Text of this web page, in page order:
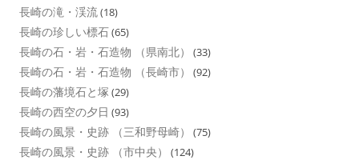
長崎の滝・渓流(18)
長崎の珍しい標石(65)
長崎の石・岩・石造物 （県南北） (33)
長崎の石・岩・石造物 （長崎市） (92)
長崎の藩境石と塚 (29)
長崎の西空の夕日 (93)
長崎の風景・史跡 （三和野母崎） (75)
長崎の風景・史跡 （市中央） (124)